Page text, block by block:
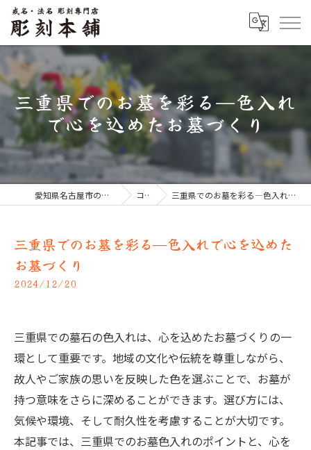
三重県でのお墓を彩る—色入れ
で心を込めたお墓づくり
愛知県名古屋市のお墓なら彫刻本舗 コラム 三重県でのお墓を彩る—色入れで心を込めたお墓づくり
三重県でのお墓を彩る—色入れで心を込めた
お墓づくり
2024/12/20
三重県での墓石の色入れは、心を込めたお墓づくりの一
環として重要です。地域の文化や伝統を尊重しながら、
故人やご家族の思いを反映した色を選ぶことで、お墓が
持つ意味をさらに深めることができます。選び方には、
気候や環境、そして耐久性を考慮することが大切です。
本記事では、三重県でのお墓色入れのポイントと、心を